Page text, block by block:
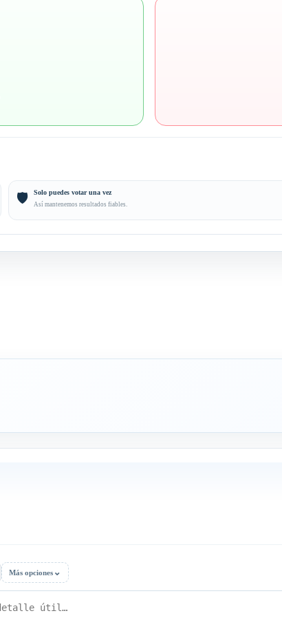
🛡️ Solo puedes votar una vez
Así mantenemos resultados fiables.
Más opciones ⌄